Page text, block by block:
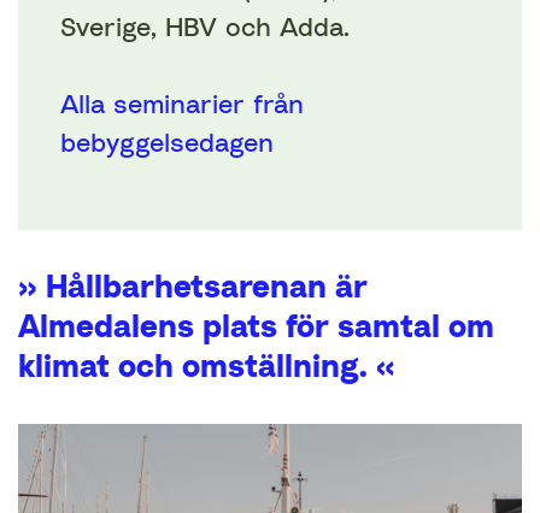
Sverige, HBV och Adda.
Alla seminarier från
bebyggelsedagen
» Hållbarhetsarenan är
Almedalens plats för samtal om
klimat och omställning. «